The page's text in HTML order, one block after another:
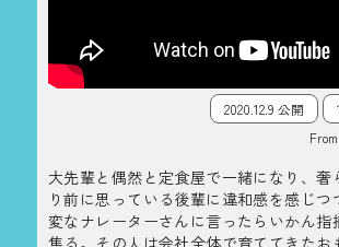
2020.12.9 公開
大先輩と偶然と定食屋で一緒になり、奢
り前に思っている後輩に違和感を感じつ
変なナレーターさんに言ったらいかん指